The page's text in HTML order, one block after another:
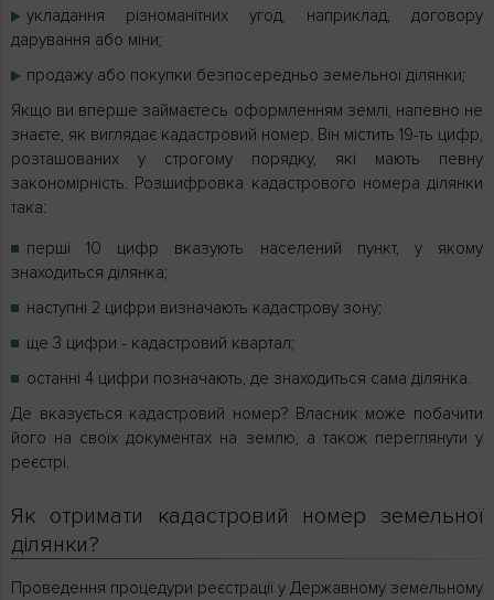
укладання різноманітних угод, наприклад, договору
дарування або міни;
продажу або покупки безпосередньо земельної ділянки;
Якщо ви вперше займаєтесь оформленням землі, напевно не
знаєте, як виглядає кадастровий номер. Він містить 19-ть цифр,
розташованих у строгому порядку, які мають певну
закономірність. Розшифровка кадастрового номера ділянки
така:
перші 10 цифр вказують населений пункт, у якому
знаходиться ділянка;
наступні 2 цифри визначають кадастрову зону;
ще 3 цифри - кадастровий квартал;
останні 4 цифри позначають, де знаходиться сама ділянка.
Де вказується кадастровий номер? Власник може побачити
його на своїх документах на землю, а також переглянути у
реєстрі.
Як отримати кадастровий номер земельної
ділянки?
Проведення процедури реєстрації у Державному земельному